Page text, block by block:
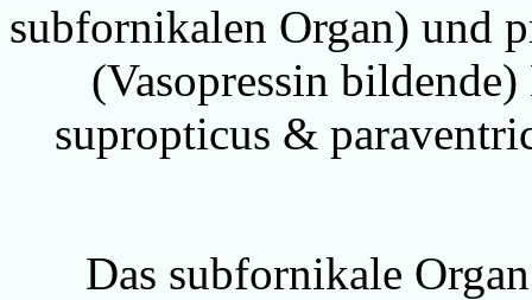
subfornikalen Organ) und
(Vasopressin
supropticus &
Das subfornikale